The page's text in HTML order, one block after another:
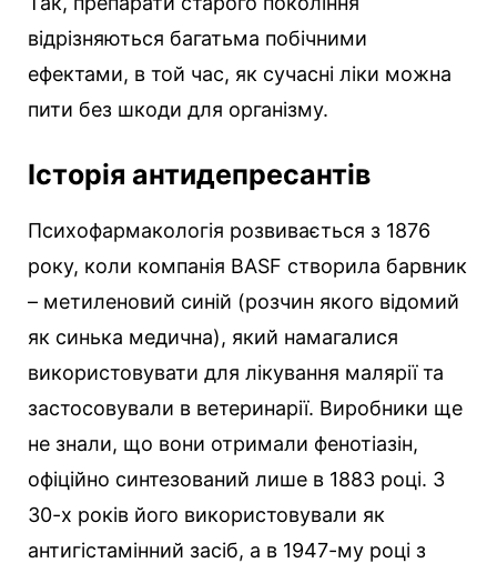
відрізняються багатьма побічними
ефектами, в той час, як сучасні ліки можна
пити без шкоди для організму.
Історія антидепресантів
Психофармакологія розвивається з 1876
року, коли компанія BASF створила барвник
– метиленовий синій (розчин якого відомий
як синька медична), який намагалися
використовувати для лікування малярії та
застосовували в ветеринарії. Виробники ще
не знали, що вони отримали фенотіазін,
офіційно синтезований лише в 1883 році. З
30-х років його використовували як
антигістамінний засіб, а в 1947-му році з